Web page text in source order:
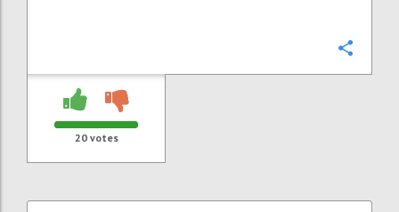
20votes